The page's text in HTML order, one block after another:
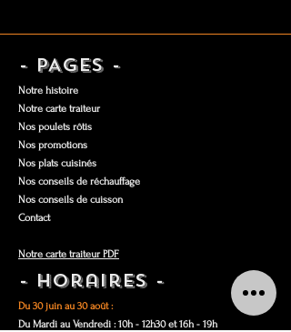
- PAGES -
Notre histoire
Notre carte traiteur
Nos poulets rôtis
Nos promotions
Nos plats cuisinés
Nos conseils de réchauffage
Nos conseils de cuisson
Contact
Notre carte traiteur PDF
- Horaires -
Du 30 juin au 30 août :
Du Mardi au Vendredi : 10h - 12h30 et16h - 19h